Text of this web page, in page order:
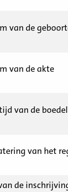
van de
van de akte
van de
van het
de